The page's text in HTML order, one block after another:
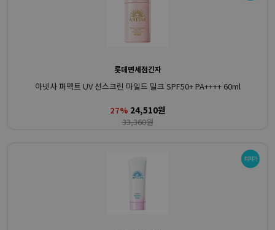
롯데면세점긴자
아넷사 퍼펙트 UV 선스크린 마일드 밀크 SPF50+ PA++++ 60ml
27% 24,510원
33,360원